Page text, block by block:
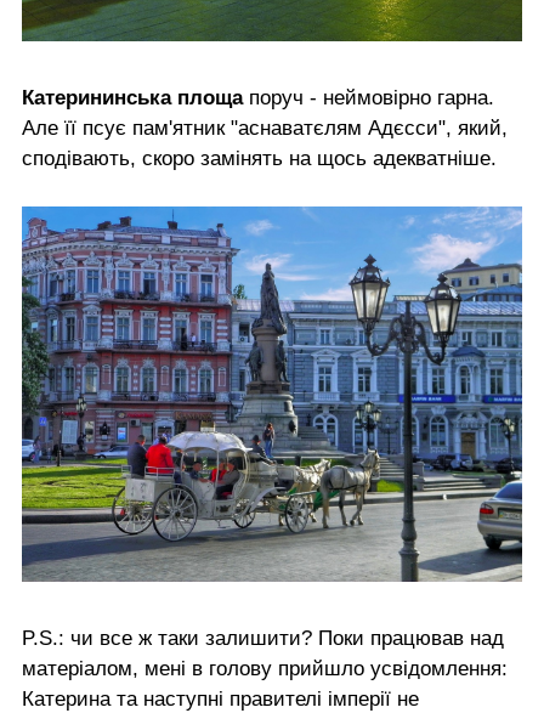
Катерининська площапоруч - неймовірно гарна.
Але її псує пам'ятник "аснаватєлям Адєсси", який,
сподівають, скоро замінять на щось адекватніше.
P.S.: чи все ж таки залишити? Поки працював над
матеріалом, мені в голову прийшло усвідомлення:
Катерина та наступні правителі імперії не